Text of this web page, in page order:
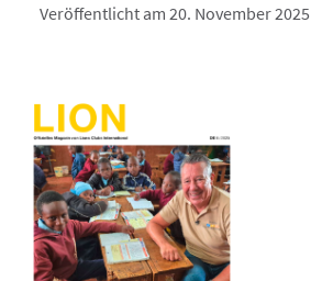
Veröffentlicht am 20. November 2025